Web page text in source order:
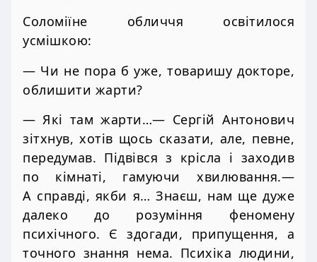
Соломіїне обличчя освітилося
усмішкою:
— Чи не пора б уже, товаришу докторе,
облишити жарти?
— Які там жарти…— Сергій Антонович
зітхнув, хотів щось сказати, але, певне,
передумав. Підвівся з крісла і заходив
по кімнаті, гамуючи хвилювання.—
А справді, якби я… Знаєш, нам ще дуже
далеко до розуміння феномену
психічного. Є здогади, припущення, а
точного знання нема. Психіка людини,